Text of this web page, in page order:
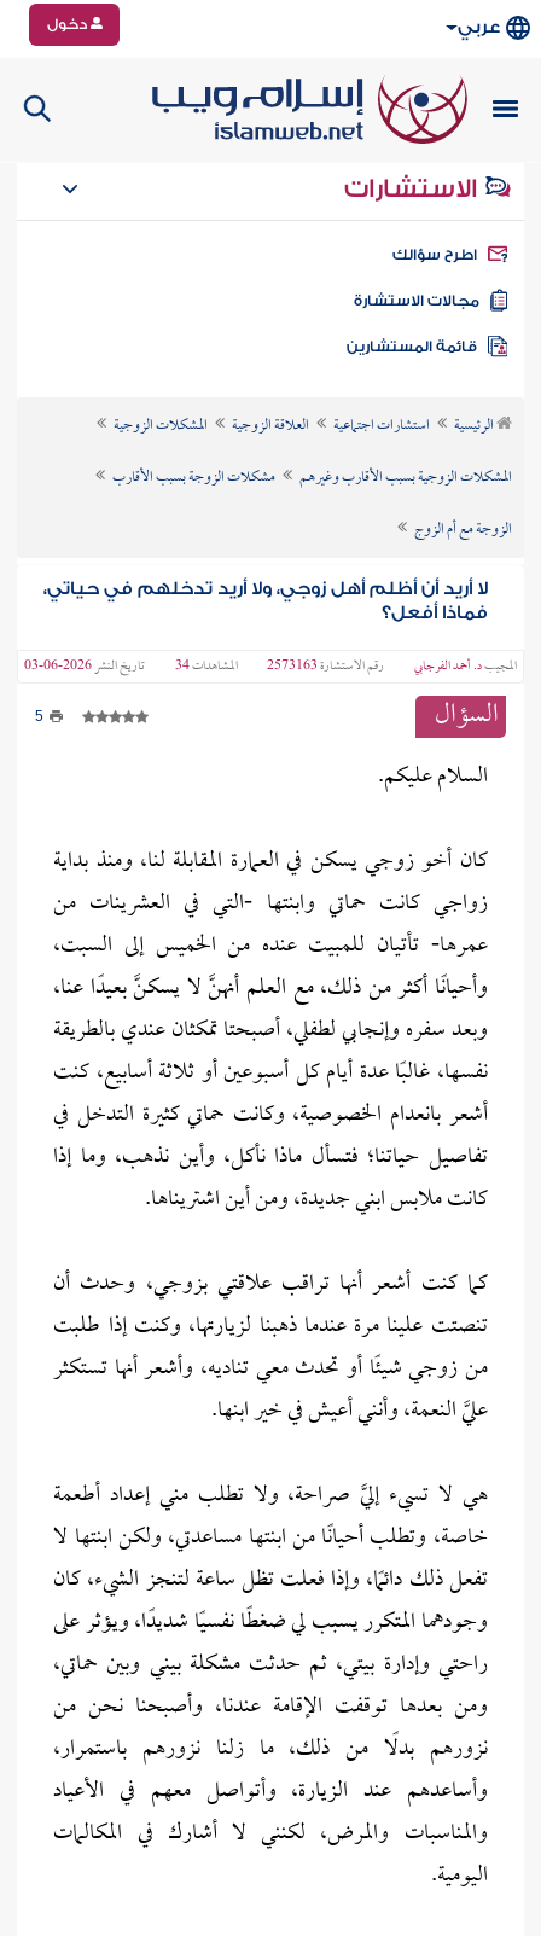
عربي دخول
الاستشارات
سؤالك
الاستشارة
الرئيسية استشارات اجتماعية العلاقة الزوجية
المشكلات الزوجية
المشكلات الزوجية بسبب الأقارب وغيرهم
مشكلات الزوجة بسبب الأقارب
الزوجة مع أم الزوج
لا أريد أن أظلم أهل زوجي، ولا أريد تدخلهم في حياتي،
فماذا أفعل؟
المجيبد. أحمد الفرجابي رقم الاستشارة2573163 المشاهدات34 تاريخ النشر2026-06-03
السؤال 5
السلام عليكم.
كان أخو زوجي يسكن في العمارة المقابلة لنا، ومنذ بداية
زواجي كانت حماتي وابنتها -التي في العشرينات من
عمرها- تأتيان للمبيت عنده من الخميس إلى السبت،
وأحيانًا أكثر من ذلك، مع العلم أنهنَّ لا يسكنَّ بعيدًا عنا،
وبعد سفره وإنجابي لطفلي، أصبحتا تمكثان عندي بالطريقة
نفسها، غالبًا عدة أيام كل أسبوعين أو ثلاثة أسابيع، كنت
أشعر بانعدام الخصوصية، وكانت حماتي كثيرة التدخل في
تفاصيل حياتنا؛ فتسأل ماذا نأكل، وأين نذهب، وما إذا
كانت ملابس ابني جديدة، ومن أين اشتريناها.
كما كنت أشعر أنها تراقب علاقتي بزوجي، وحدث أن
تنصتت علينا مرة عندما ذهبنا لزيارتها، وكنت إذا طلبت
من زوجي شيئًا أو تحدث معي تناديه، وأشعر أنها تستكثر
عليَّ النعمة، وأنني أعيش في خير ابنها.
هي لا تسيء إليَّ صراحة، ولا تطلب مني إعداد أطعمة
خاصة، وتطلب أحيانًا من ابنتها مساعدتي، ولكن ابنتها لا
تفعل ذلك دائمًا، وإذا فعلت تظل ساعة لتنجز الشيء، كان
وجودهما المتكرر يسبب لي ضغطًا نفسيًا شديدًا، ويؤثر على
راحتي وإدارة بيتي، ثم حدثت مشكلة بيني وبين حماتي،
ومن بعدها توقفت الإقامة عندنا، وأصبحنا نحن من
نزورهم بدلًا من ذلك، ما زلنا نزورهم باستمرار،
وأساعدهم عند الزيارة، وأتواصل معهم في الأعياد
والمناسبات والمرض، لكنني لا أشارك في المكالمات
اليومية.